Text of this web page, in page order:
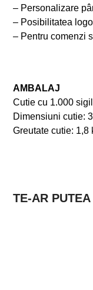
– Personalizare
– Posibilitatea
– Pentru comenzi
AMBALAJ
Cutie cu 1.000
Dimensiuni cutie:
Greutate cutie: 1,8
TE-AR